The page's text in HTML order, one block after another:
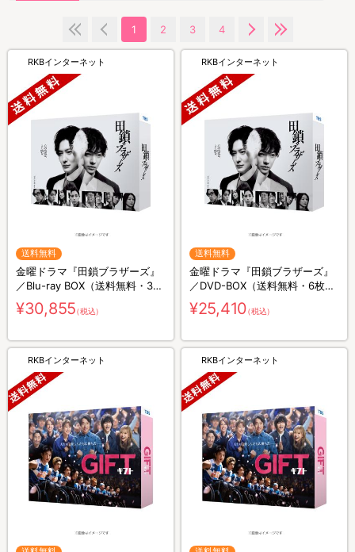
1 2 3 4
RKBインターネット
送料無料
金曜ドラマ『田鎖ブラザーズ』
／Blu-ray BOX（送料無料・3枚
組）
¥30,855（税込）
RKBインターネット
送料無料
金曜ドラマ『田鎖ブラザーズ』
／DVD-BOX（送料無料・6枚
組）
¥25,410（税込）
RKBインターネット RKBインターネット